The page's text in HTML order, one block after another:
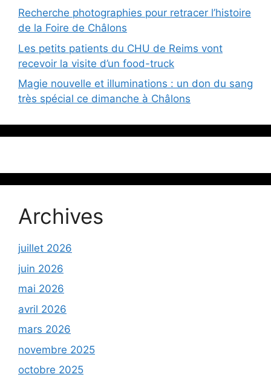
Recherche photographies pour retracer l’histoire
de la Foire de Châlons
Les petits patients du CHU de Reims vont
recevoir la visite d’un food-truck
Magie nouvelle et illuminations : un don du sang
très spécial ce dimanche à Châlons
Archives
juillet 2026
juin 2026
mai 2026
avril 2026
mars 2026
novembre 2025
octobre 2025